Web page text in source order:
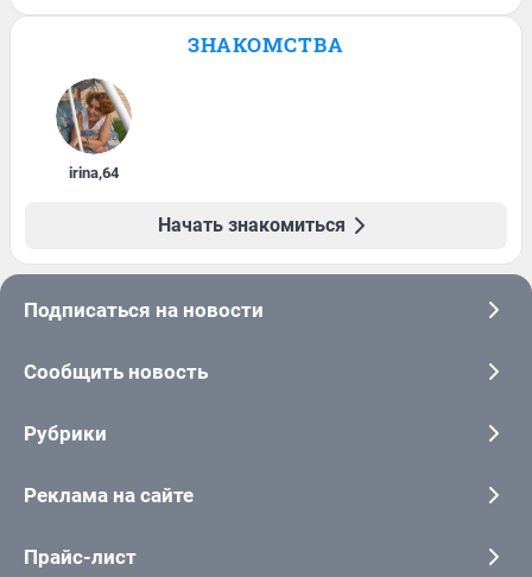
ЗНАКОМСТВА
irina,64
Начать знакомиться
Подписаться на новости
Сообщить новость
Рубрики
Реклама на сайте
Прайс-лист